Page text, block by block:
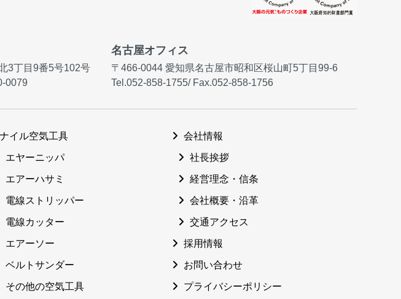
3丁目9番5号102号
0079
名古屋オフィス
〒466-0044 愛知県名古屋市昭和区桜山町5丁目99-6
Tel.052-858-1755/ Fax.052-858-1756
ナイル空気工具
エヤーニッパ
エアーハサミ
電線ストリッパー
電線カッター
エアーソー
ベルトサンダー
その他の空気工具
会社情報
社長挨拶
経営理念・信条
会社概要・沿革
交通アクセス
採用情報
お問い合わせ
プライバシーポリシー